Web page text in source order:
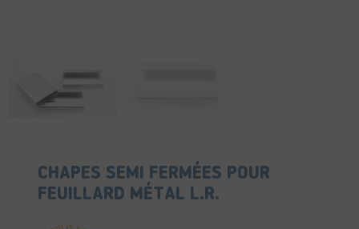
CHAPES SEMI FERMÉES POUR
FEUILLARD MÉTAL L.R.